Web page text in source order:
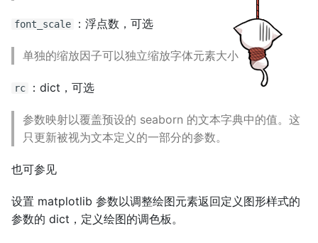
font_scale ：浮点数，可选
单独的缩放因子可以独立缩放字体元素大小
rc ：dict，可选
参数映射以覆盖预设的 seaborn 的文本字典中的值。这
只更新被视为文本定义的一部分的参数。
也可参见
设置 matplotlib 参数以调整绘图元素返回定义图形样式的
参数的 dict，定义绘图的调色板。